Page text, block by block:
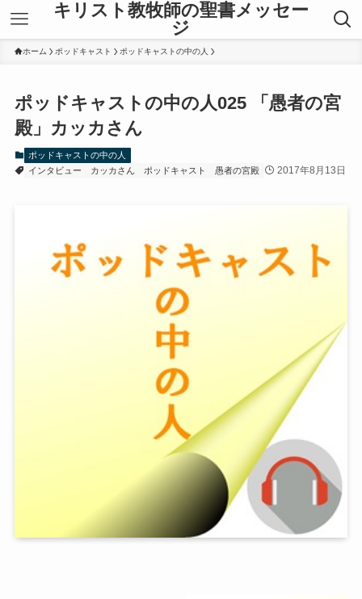
キリスト教牧師の聖書メッセー
ジ
ホーム ポッドキャスト ポッドキャストの中の人
ポッドキャストの中の人025 「愚者の宮
殿」カッカさん
ポッドキャストの中の人
インタビュー
カッカさん ポッドキャスト 愚者の宮殿 2017年8月13日